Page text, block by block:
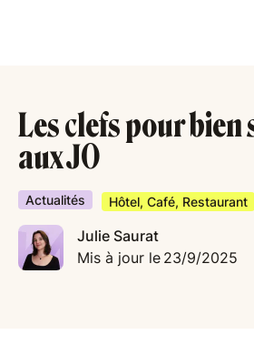
Les clefs pour bien
aux JO
Actualités Hôtel, Café, Restaurant
Julie Saurat
Mis à jour le 23/9/2025